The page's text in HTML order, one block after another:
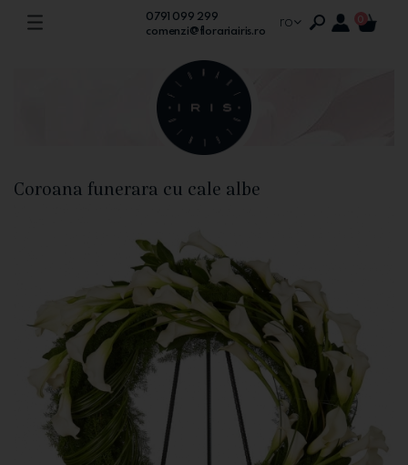
0791 099 299
comenzi@florariairis.ro
ro 0
Coroana funerara cu cale albe